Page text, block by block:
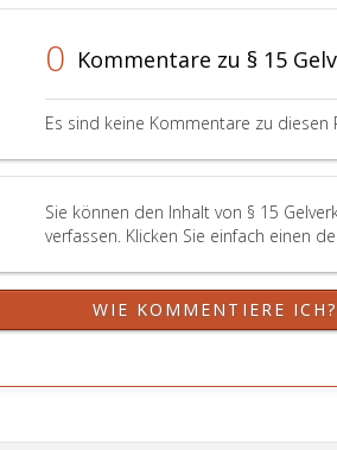
1 453 Euro
betragen.
auch
den
der
eines
der
für
er
0 Kommentare zu § 15
Es sind keine Kommentare zu diesen
Sie können den Inhalt von § 15
verfassen. Klicken Sie einfach einen
WIE KOMMENTIERE ICH?